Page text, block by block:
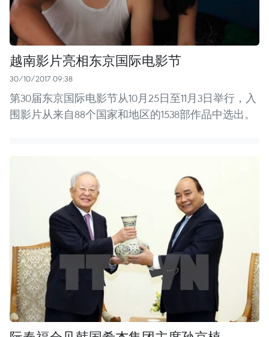
越南影片亮相东京国际电影节
30/10/2017 09:38
第30届东京国际电影节从10月25日至11月3日举行，入
围影片从来自88个国家和地区的1538部作品中选出。